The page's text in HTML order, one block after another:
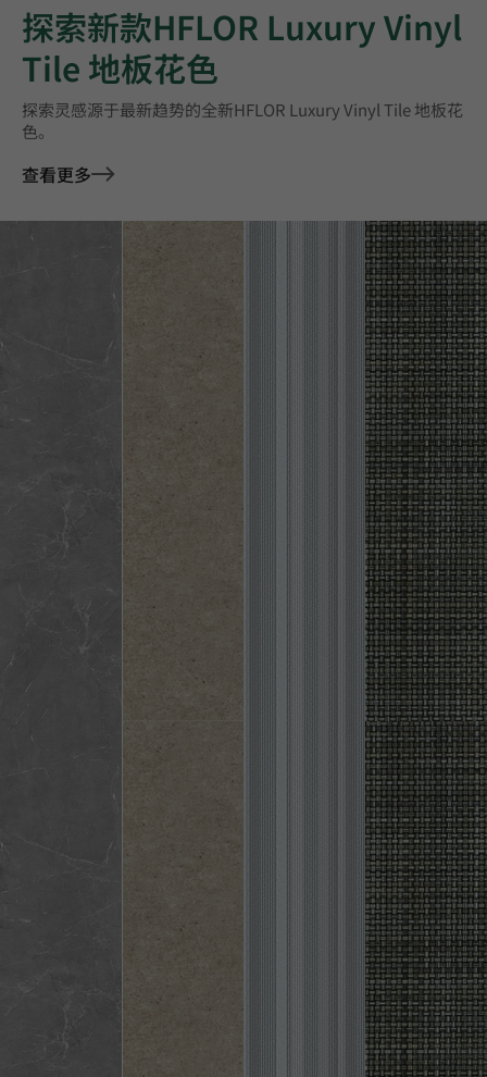
探索新款HFLOR Luxury Vinyl
Tile 地板花色
探索灵感源于最新趋势的全新HFLOR Luxury Vinyl Tile 地板花
色。
查看更多